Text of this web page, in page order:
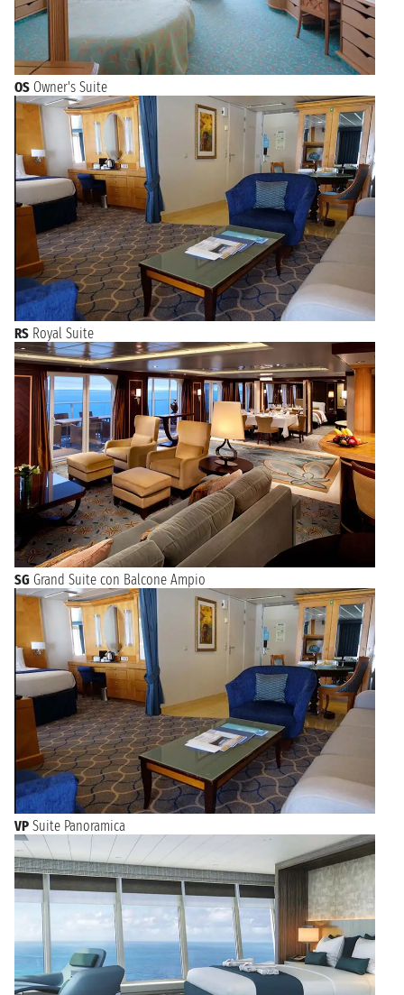
OS Owner's Suite
RS Royal Suite
SG Grand Suite con Balcone Ampio
VP Suite Panoramica